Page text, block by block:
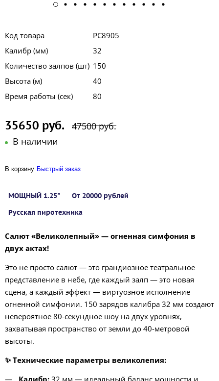
Код товара
РС8905
Калибр (мм)
32
Количество залпов (шт) 150
Высота (м)
40
Время работы (сек)
80
35650 руб.
47500 руб.
В наличии
В корзину Быстрый заказ
МОЩНЫЙ 1.25"
От 20000 рублей
Русская пиротехника
Салют «Великолепный» — огненная симфония в
двух актах!
Это не просто салют — это грандиозное театральное
представление в небе, где каждый залп — это новая
сцена, а каждый эффект — виртуозное исполнение
огненной симфонии. 150 зарядов калибра 32 мм создают
невероятное 80-секундное шоу на двух уровнях,
захватывая пространство от земли до 40-метровой
высоты.
✨Технические параметры великолепия: